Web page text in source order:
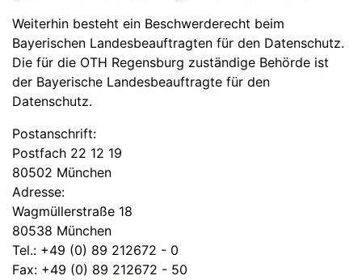
Weiterhin besteht ein Beschwerderecht beim
Bayerischen Landesbeauftragten für den Datenschutz.
Die für die OTH Regensburg zuständige Behörde ist
der Bayerische Landesbeauftragte für den
Datenschutz.
Postanschrift:
Postfach 22 12 19
80502 München
Adresse:
Wagmüllerstraße 18
80538 München
Tel.: +49 (0) 89 212672 - 0
Fax: +49 (0) 89 212672 - 50